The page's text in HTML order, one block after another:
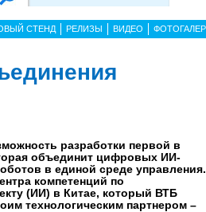
СТЕНД РЕЛИЗЫ ВИДЕО
разработки первой в
объединит цифровых ИИ-
в единой среде управления.
компетенций по
(ИИ) в Китае, который ВТБ
технологическим партнером –